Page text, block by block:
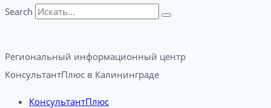
Search
Региональный информационный центр
КонсультантПлюс в Калининграде​
КонсультантПлюс